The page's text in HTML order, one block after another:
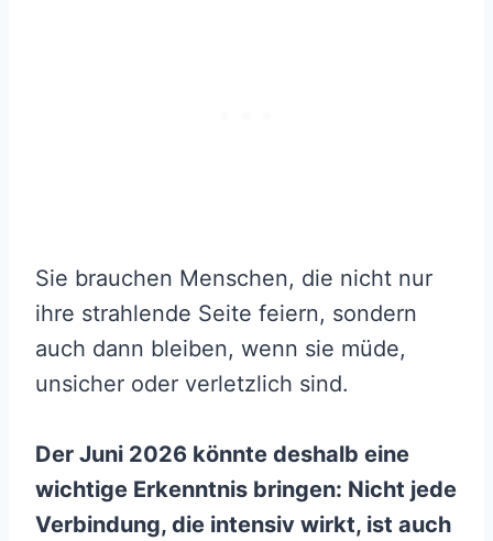
Sie brauchen Menschen, die nicht nur
ihre strahlende Seite feiern, sondern
auch dann bleiben, wenn sie müde,
unsicher oder verletzlich sind.
Der Juni 2026 könnte deshalb eine
wichtige Erkenntnis bringen: Nicht jede
Verbindung, die intensiv wirkt, ist auch